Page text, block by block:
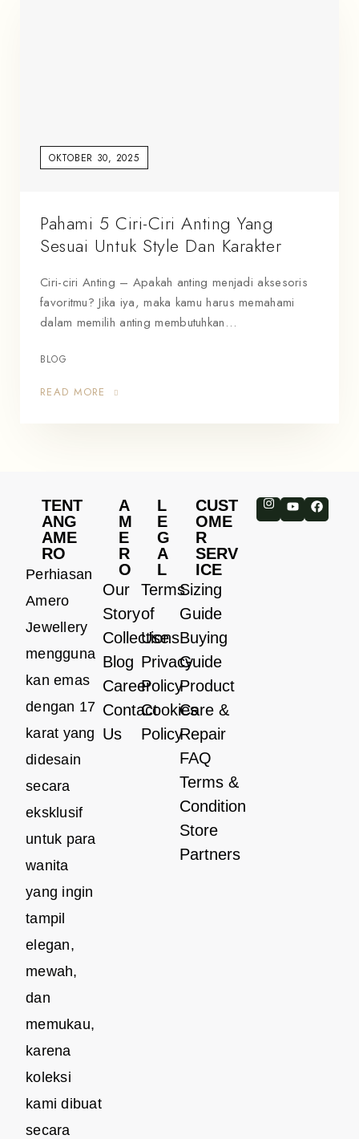
OKTOBER 30, 2025
Pahami 5 Ciri-Ciri Anting Yang
Sesuai Untuk Style Dan Karakter
Ciri-ciri Anting – Apakah anting menjadi aksesoris
favoritmu? Jika iya, maka kamu harus memahami
dalam memilih anting membutuhkan…
BLOG
READ MORE
TENT
ANG
AME
RO
Perhiasan
Amero
Jewellery
mengguna
kan emas
dengan 17
karat yang
didesain
secara
eksklusif
untuk para
wanita
yang ingin
tampil
elegan,
mewah,
dan
memukau,
karena
koleksi
kami dibuat
secara
A
M
E
R
O
Our
Story
Collections
Blog
Career
Contact
Us
L
E
G
A
L
Terms
of
Use
Privacy
Policy
Cookies
Policy
CUST
OME
R
SERV
ICE
Sizing
Guide
Buying
Guide
Product
Care &
Repair
FAQ
Terms &
Condition
Store
Partners